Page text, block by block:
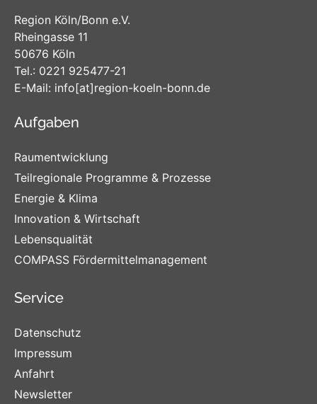
Region Köln/Bonn e.V.
Rheingasse 11
50676 Köln
Tel.: 0221 925477-21
E-Mail: info[at]region-koeln-bonn.de
Aufgaben
Raumentwicklung
Teilregionale Programme & Prozesse
Energie & Klima
Innovation & Wirtschaft
Lebensqualität
COMPASS Fördermittelmanagement
Service
Datenschutz
Impressum
Anfahrt
Newsletter